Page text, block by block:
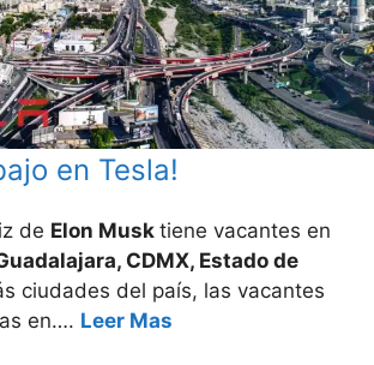
en Tesla!
de Elon Musk tiene vacantes en
CDMX, Estado de
ciudades del país, las vacantes
en…. Leer Mas